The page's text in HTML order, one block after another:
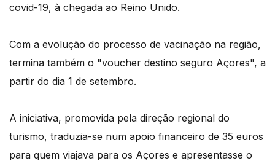
covid-19, à chegada ao Reino Unido.
Com a evolução do processo de vacinação na região,
termina também o "voucher destino seguro Açores", a
partir do dia 1 de setembro.
A iniciativa, promovida pela direção regional do
turismo, traduzia-se num apoio financeiro de 35 euros
para quem viajava para os Açores e apresentasse o